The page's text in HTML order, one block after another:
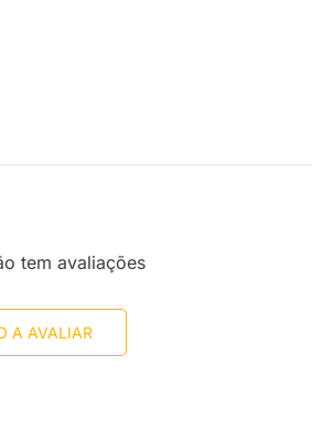
tem avaliações
A AVALIAR